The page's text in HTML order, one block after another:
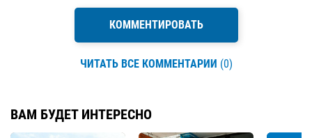
КОММЕНТИРОВАТЬ
ЧИТАТЬ ВСЕ КОММЕНТАРИИ (0)
ВАМ БУДЕТ ИНТЕРЕСНО